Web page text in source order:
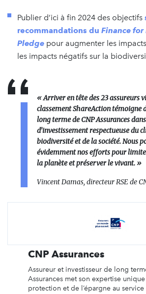
Publier d’ici à fin 2024 des objectifs
recommandations du Finance
Pledge pour augmenter les
les impacts négatifs sur la
« Arriver en tête des 23 assureurs
classement ShareAction témoigne
long terme de CNP Assurances
d’investissement respectueuse du
biodiversité et de la société. Nous
évidemment nos efforts pour
la planète et préserver le vivant. »
Vincent Damas, directeur RSE de
CNP Assurances
Assureur et investisseur de long
Assurances met son expertise
protection et de l’épargne au service